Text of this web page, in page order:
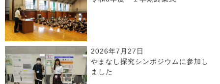
2026年7月27日
やまなし探究シンポジウムに参加し
ました